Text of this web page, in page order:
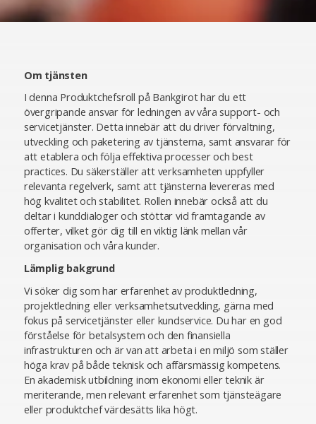
Om tjänsten
I denna Produktchefsroll på Bankgirot har du ett
övergripande ansvar för ledningen av våra support- och
servicetjänster. Detta innebär att du driver förvaltning,
utveckling och paketering av tjänsterna, samt ansvarar för
att etablera och följa effektiva processer och best
practices. Du säkerställer att verksamheten uppfyller
relevanta regelverk, samt att tjänsterna levereras med
hög kvalitet och stabilitet. Rollen innebär också att du
deltar i kunddialoger och stöttar vid framtagande av
offerter, vilket gör dig till en viktig länk mellan vår
organisation och våra kunder.
Lämplig bakgrund
Vi söker dig som har erfarenhet av produktledning,
projektledning eller verksamhetsutveckling, gärna med
fokus på servicetjänster eller kundservice. Du har en god
förståelse för betalsystem och den finansiella
infrastrukturen och är van att arbeta i en miljö som ställer
höga krav på både teknisk och affärsmässig kompetens.
En akademisk utbildning inom ekonomi eller teknik är
meriterande, men relevant erfarenhet som tjänsteägare
eller produktchef värdesätts lika högt.